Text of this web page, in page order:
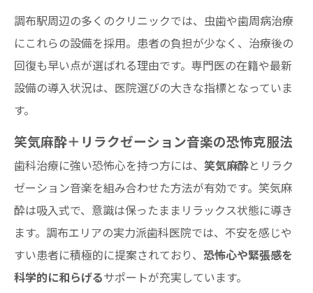
調布駅周辺の多くのクリニックでは、虫歯や歯周病治療
にこれらの設備を採用。患者の負担が少なく、治療後の
回復も早い点が選ばれる理由です。専門医の在籍や最新
設備の導入状況は、医院選びの大きな指標となっていま
す。
笑気麻酔＋リラクゼーション音楽の恐怖克服法
歯科治療に強い恐怖心を持つ方には、 笑気麻酔とリラク
ゼーション音楽を組み合わせた方法が有効です。笑気麻
酔は吸入式で、意識は保ったままリラックス状態に導き
ます。調布エリアの実力派歯科医院では、不安を感じや
すい患者に積極的に提案されており、 恐怖心や緊張感を
科学的に和らげるサポートが充実しています。